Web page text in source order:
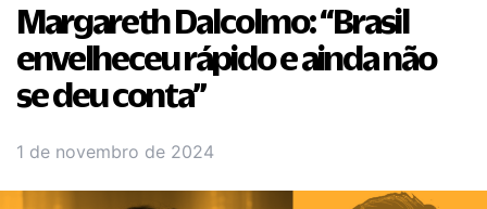
Margareth Dalcolmo: “Brasil
envelheceu rápido e ainda não
se deu conta”
1 de novembro de 2024